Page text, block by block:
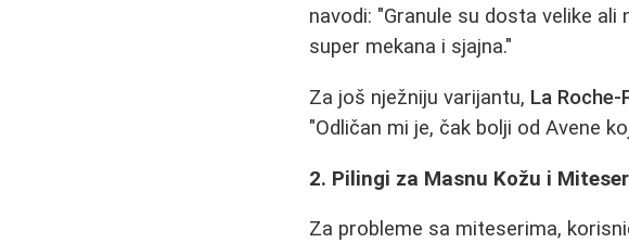
navodi: "Granule su dosta velike
super mekana i sjajna."
Za još nježniju varijantu, La
"Odličan mi je, čak bolji od Avene
2. Pilingi za Masnu Kožu i
Za probleme sa miteserima,